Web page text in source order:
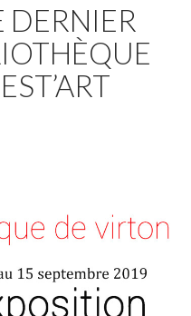
DERNIER